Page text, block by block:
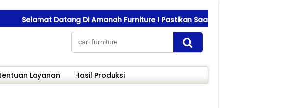
Selamat Datang Di Amanah Furniture ! Pastikan Saat Transfer Pembayaran
Layanan Hasil Produksi